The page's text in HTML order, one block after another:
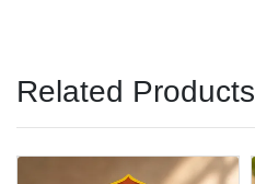
Related Products